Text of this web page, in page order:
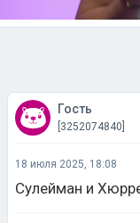
Гость
[3252074840]
18 июля 2025, 18:08
Сулейман и